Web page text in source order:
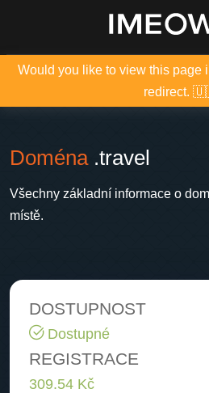
Would you like to view this page
redirect.
Doména.travel
Všechny základní informace o
místě.
DOSTUPNOST
Dostupné
REGISTRACE
309.54 Kč